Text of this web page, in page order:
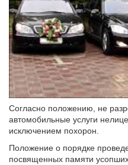
Согласно положению, не
автомобильные услуги
исключением похорон.
Положение о порядке
посвященных памяти